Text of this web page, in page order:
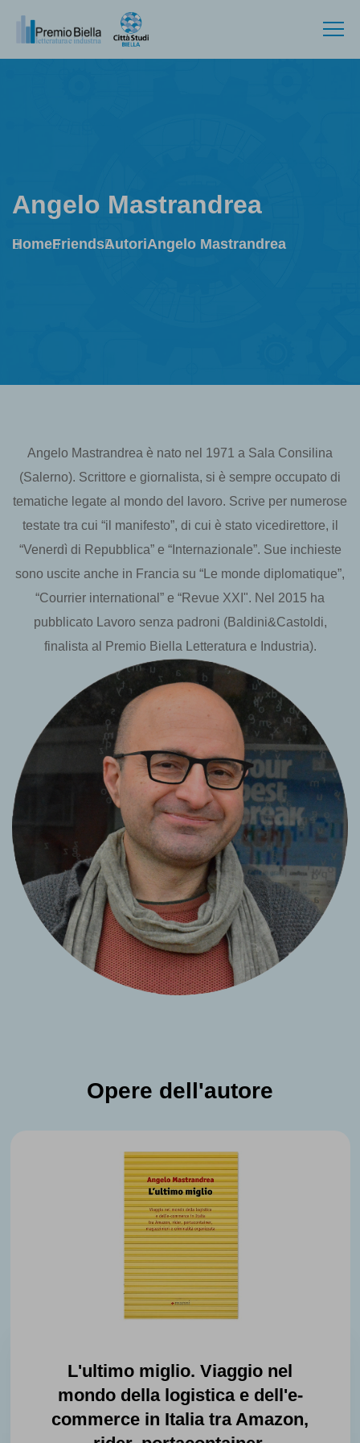
Angelo Mastrandrea
HomeFriendsAutoriAngelo Mastrandrea
Angelo Mastrandrea è nato nel 1971 a Sala Consilina
(Salerno). Scrittore e giornalista, si è sempre occupato di
tematiche legate al mondo del lavoro. Scrive per numerose
testate tra cui “il manifesto”, di cui è stato vicedirettore, il
“Venerdì di Repubblica” e “Internazionale”. Sue inchieste
sono uscite anche in Francia su “Le monde diplomatique”,
“Courrier international” e “Revue XXI". Nel 2015 ha
pubblicato Lavoro senza padroni (Baldini&Castoldi,
finalista al Premio Biella Letteratura e Industria).
Opere dell'autore
L'ultimo miglio. Viaggio nel
mondo della logistica e dell'e-
commerce in Italia tra Amazon,